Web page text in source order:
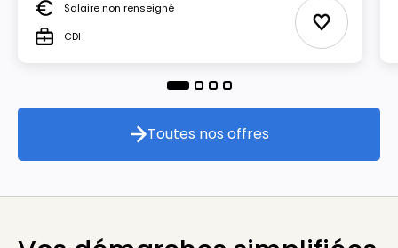
SalaireSalaire non renseigné
TypeCDI Ajouter
Toutes nos offres
Toutes nos offres